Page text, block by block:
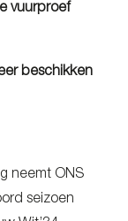
vuurproef
beschikken
neemt ONS
seizoen